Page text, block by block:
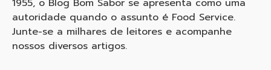
1955, o Blog Bom Sabor se apresenta como uma
autoridade quando o assunto é Food Service.
Junte-se a milhares de leitores e acompanhe
nossos diversos artigos.